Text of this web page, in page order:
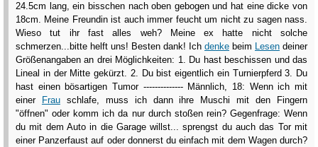
24.5cm lang, ein bisschen nach oben gebogen und hat eine dicke von
18cm. Meine Freundin ist auch immer feucht um nicht zu sagen nass.
Wieso tut ihr fast alles weh? Meine ex hatte nicht solche
schmerzen...bitte helft uns! Besten dank! Ich denke beim Lesen deiner
Größenangaben an drei Möglichkeiten: 1. Du hast beschissen und das
Lineal in der Mitte gekürzt. 2. Du bist eigentlich ein Turnierpferd 3. Du
hast einen bösartigen Tumor -------------- Männlich, 18: Wenn ich mit
einer
Frauschlafe, muss ich dann ihre Muschi mit den Fingern
"öffnen" oder komm ich da nur durch stoßen rein? Gegenfrage: Wenn
du mit dem Auto in die Garage willst... sprengst du auch das Tor mit
einer Panzerfaust auf oder donnerst du einfach mit dem Wagen durch?